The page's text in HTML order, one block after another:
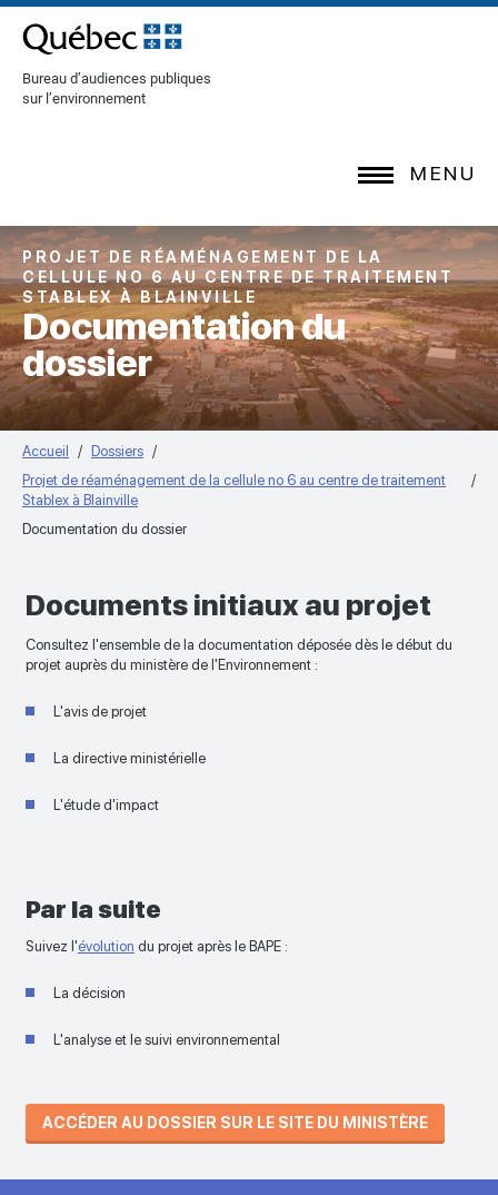
[Common.SkipToContent]
Bureau d’audiences publiques
sur l’environnement
MENU
PROJET DE RÉAMÉNAGEMENT DE LA
CELLULE NO 6 AU CENTRE DE TRAITEMENT
STABLEX À BLAINVILLE
Documentation du
dossier
Accueil
Dossiers
Projet de réaménagement de la cellule no 6 au centre de traitement
Stablex à Blainville
Documentation du dossier
Documents initiaux au projet
Consultez l'ensemble de la documentation déposée dès le début du
projet auprès du ministère de l'Environnement :
L'avis de projet
La directive ministérielle
L'étude d'impact
Par la suite
Suivez l'évolution du projet après le BAPE :
La décision
L'analyse et le suivi environnemental
ACCÉDER AU DOSSIER SUR LE SITE DU MINISTÈRE